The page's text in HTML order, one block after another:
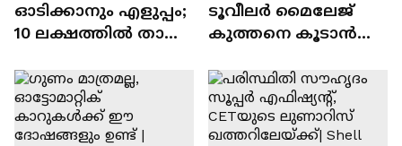
ഓടിക്കാനും എളുപ്പം;
10 ലക്ഷത്തിൽ താഴെ
ഓട്ടോമാറ്റിക്ക്
എസ്‍യുവികൾ
ടൂവീലർ മൈലേജ്
കുത്തനെ കൂടാൻ